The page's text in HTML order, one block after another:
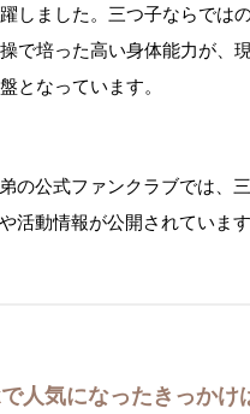
しました。三つ子ならでは
で培った高い身体能力が、
となっています。
の公式ファンクラブでは、
活動情報が公開されています
人気になったきっかけ